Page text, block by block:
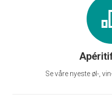
Se våre nyeste øl-,